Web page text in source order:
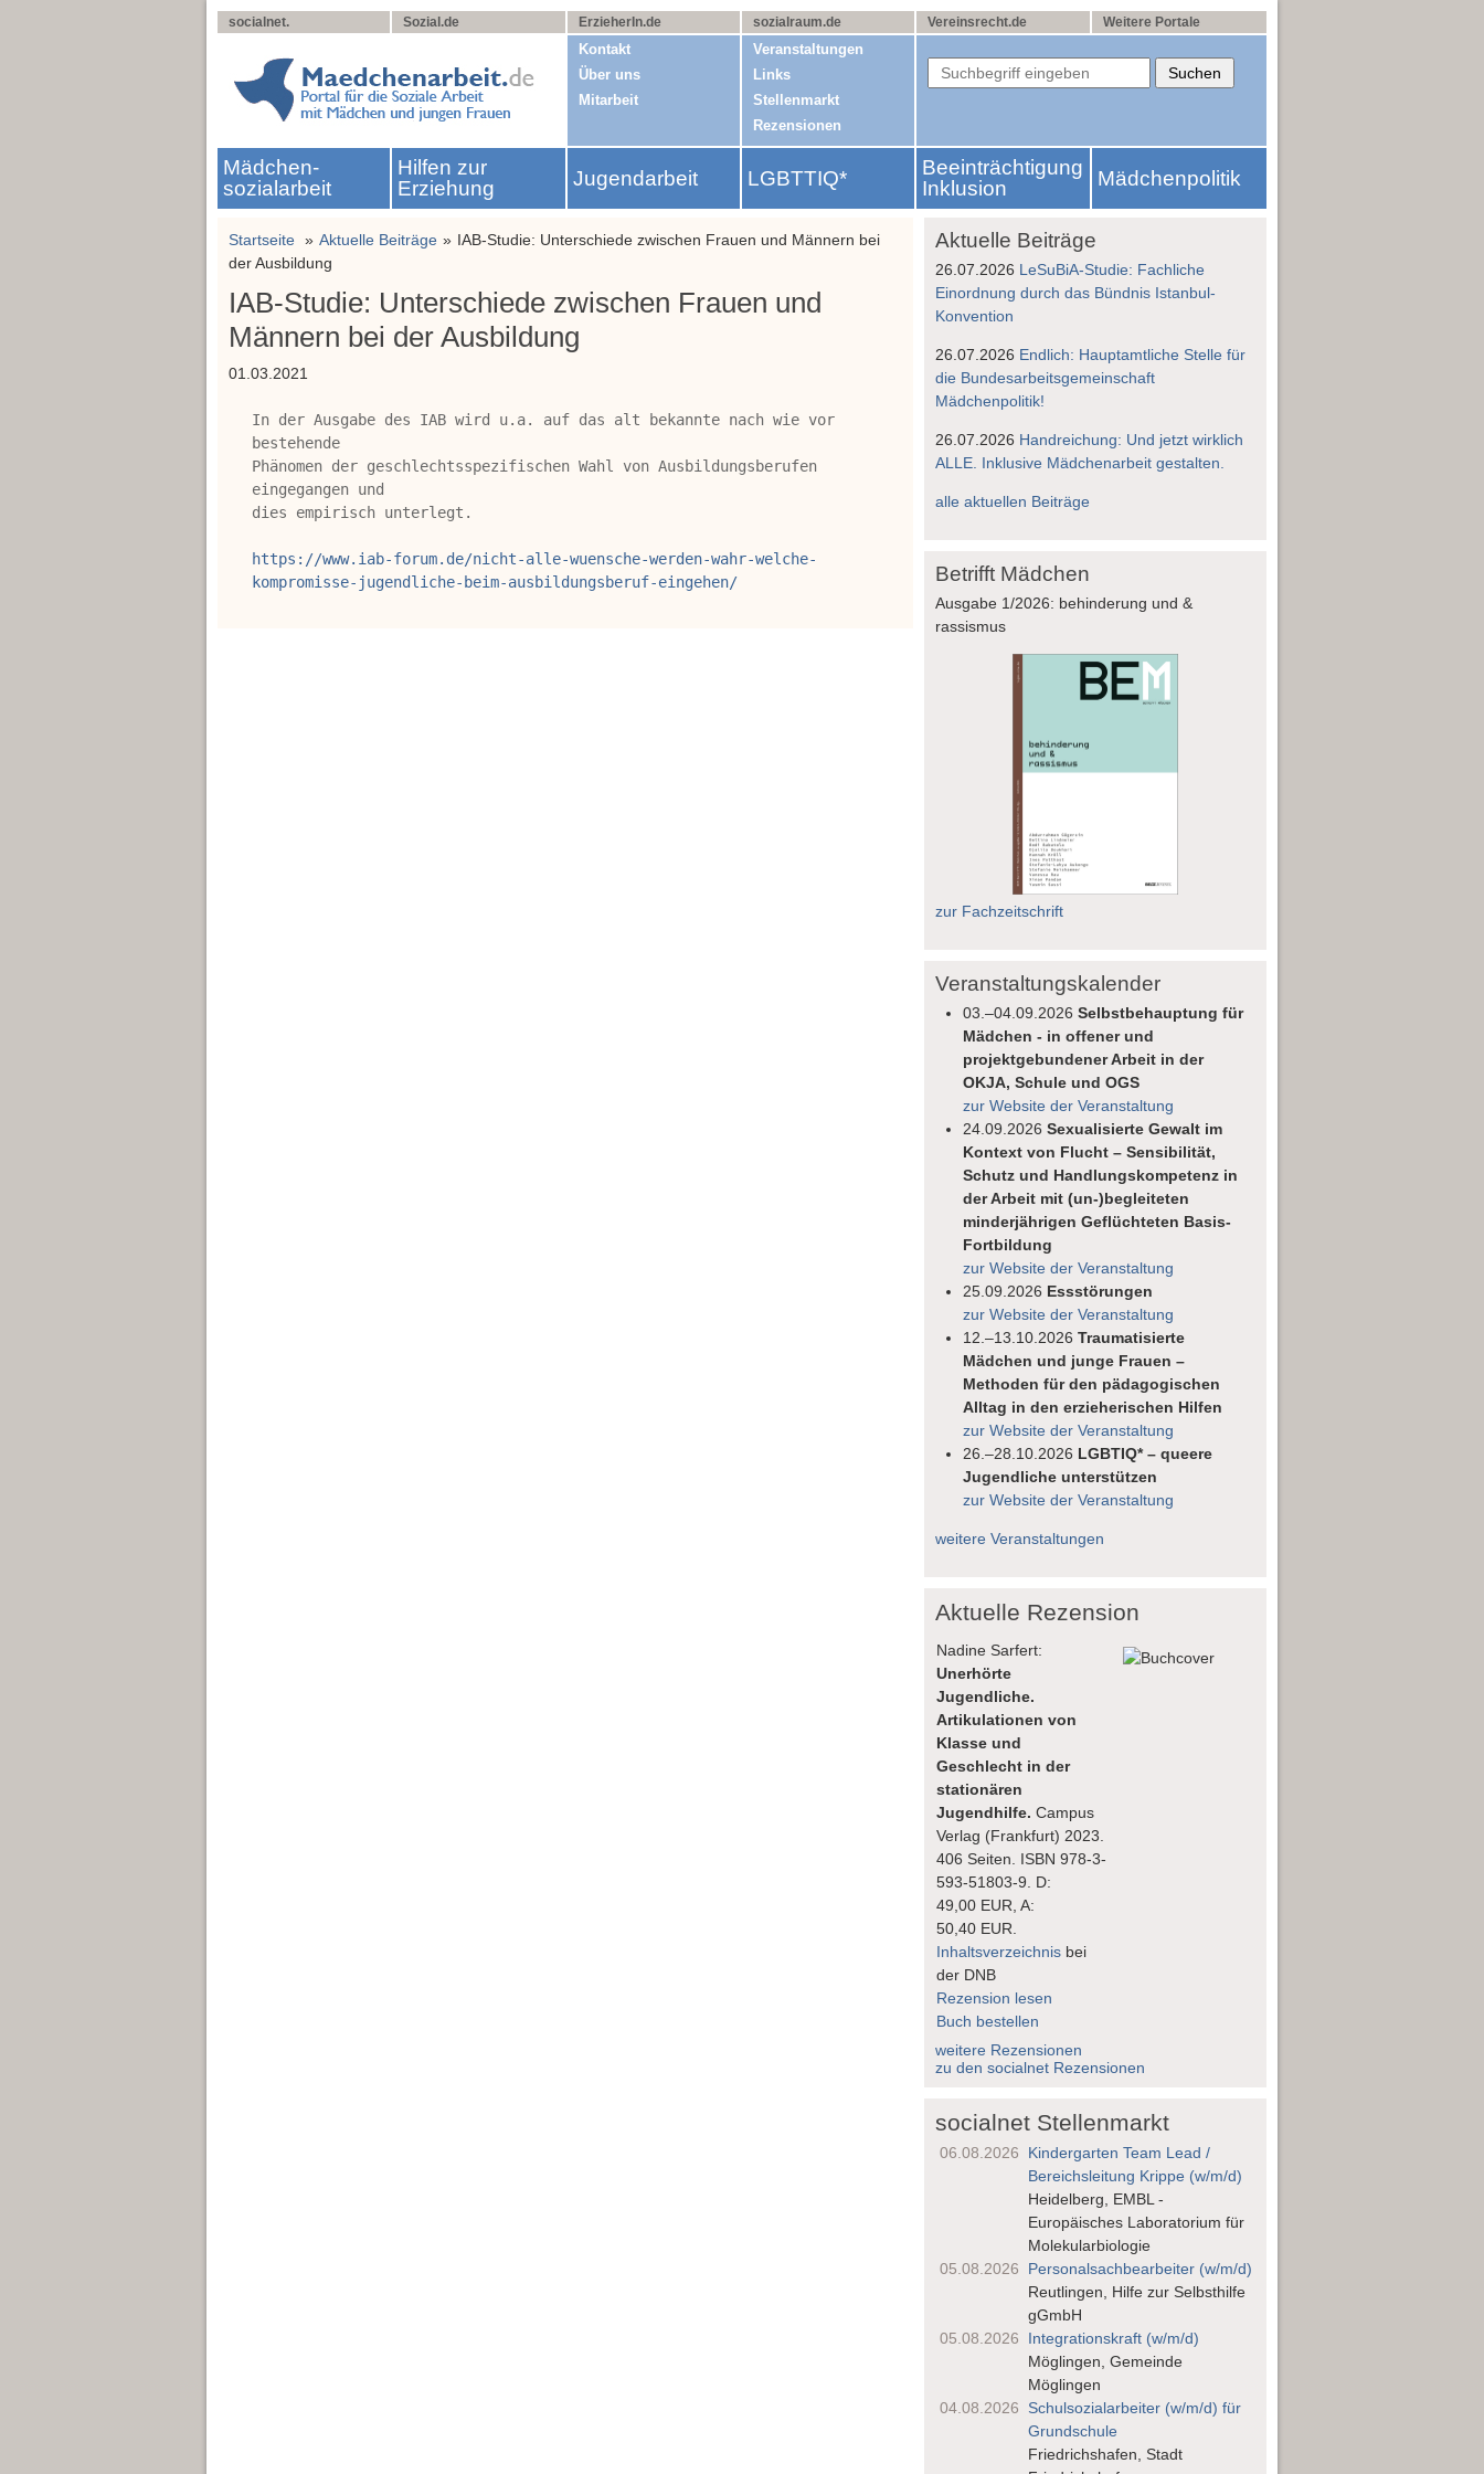
socialnet. Sozial.de ErzieherIn.de sozialraum.de Vereinsrecht.de Weitere Portale
Kontakt
Über uns
Mitarbeit
Veranstaltungen
Links
Stellenmarkt
Rezensionen
Mädchen­
sozialarbeit
Hilfen zur
Erziehung
Jugendarbeit LGBTTIQ*
Beeinträchtigung
Inklusion
Mädchenpolitik
Startseite Aktuelle Beiträge
IAB-Studie: Unterschiede zwischen Frauen und Männern bei
der Ausbildung
IAB-Studie: Unterschiede zwischen Frauen und
Männern bei der Ausbildung
01.03.2021
In der Ausgabe des IAB wird u.a. auf das alt bekannte nach wie vor
bestehende
Phänomen der geschlechtsspezifischen Wahl von Ausbildungsberufen
eingegangen und
dies empirisch unterlegt.
https://www.iab-forum.de/nicht-alle-wuensche-werden-wahr-welche-
kompromisse-jugendliche-beim-ausbildungsberuf-eingehen/
Aktuelle Beiträge
26.07.2026 LeSuBiA-Studie: Fachliche
Einordnung durch das Bündnis Istanbul-
Konvention
26.07.2026 Endlich: Hauptamtliche Stelle für
die Bundesarbeitsgemeinschaft
Mädchenpolitik!
26.07.2026 Handreichung: Und jetzt wirklich
ALLE. Inklusive Mädchenarbeit gestalten.
alle aktuellen Beiträge
Betrifft Mädchen
Ausgabe 1/2026: behinderung und &
rassismus
zur Fachzeitschrift
Veranstaltungskalender
03.–04.09.2026Selbstbehauptung für
Mädchen - in offener und
projektgebundener Arbeit in der
OKJA, Schule und OGS
zur Website der Veranstaltung
24.09.2026Sexualisierte Gewalt im
Kontext von Flucht – Sensibilität,
Schutz und Handlungskompetenz in
der Arbeit mit (un-)begleiteten
minderjährigen Geflüchteten Basis-
Fortbildung
zur Website der Veranstaltung
25.09.2026 Essstörungen
zur Website der Veranstaltung
12.–13.10.2026Traumatisierte
Mädchen und junge Frauen –
Methoden für den pädagogischen
Alltag in den erzieherischen Hilfen
zur Website der Veranstaltung
26.–28.10.2026 LGBTIQ* – queere
Jugendliche unterstützen
zur Website der Veranstaltung
weitere Veranstaltungen
Aktuelle Rezension
Nadine Sarfert:
Unerhörte
Jugendliche.
Artikulationen von
Klasse und
Geschlecht in der
stationären
Jugendhilfe.Campus
Verlag (Frankfurt) 2023.
406 Seiten. ISBN 978-3-
593-51803-9. D:
49,00 EUR, A:
50,40 EUR.
Inhaltsverzeichnis bei
der DNB
Rezension lesen
Buch bestellen
weitere Rezensionen
zu den socialnet Rezensionen
socialnet Stellenmarkt
06.08.2026
Kindergarten Team Lead /
Bereichsleitung Krippe (w/m/d)
Heidelberg, EMBL -
Europäisches Laboratorium für
Molekularbiologie
05.08.2026
Personalsach­bearbeiter (w/m/d)
Reutlingen, Hilfe zur Selbsthilfe
gGmbH
05.08.2026
Integrationskraft (w/m/d)
Möglingen, Gemeinde
Möglingen
04.08.2026
Schulsozialarbeiter (w/m/d) für
Grundschule
Friedrichshafen, Stadt